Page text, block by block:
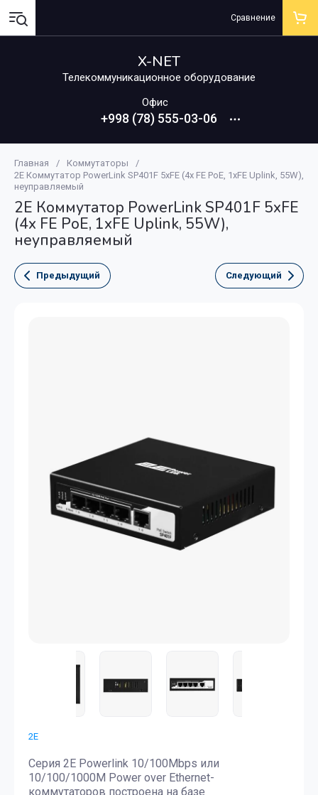
X-NET
Телекоммуникационное оборудование
Офис
+998 (78) 555-03-06
Сравнение
Главная / Коммутаторы
/
2E Коммутатор PowerLink SP401F 5xFE (4x FE PoE, 1xFE Uplink, 55W),
неуправляемый
2E Коммутатор PowerLink SP401F 5xFE
(4x FE PoE, 1xFE Uplink, 55W),
неуправляемый
Предыдущий Следующий
2E
Серия 2E Powerlink 10/100Mbps или
10/100/1000M Power over Ethernet-
коммутаторов построена на базе